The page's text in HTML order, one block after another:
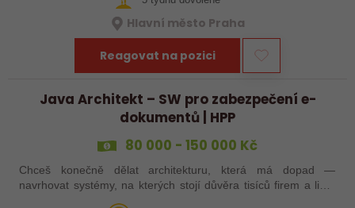
Hlavní město Praha
Reagovat na pozici
Java Architekt – SW pro zabezpečení e-
dokumentů | HPP
80 000 - 150 000 Kč
Chceš konečně dělat architekturu, která má dopad —
navrhovat systémy, na kterých stojí důvěra tisíců firem a lidí?